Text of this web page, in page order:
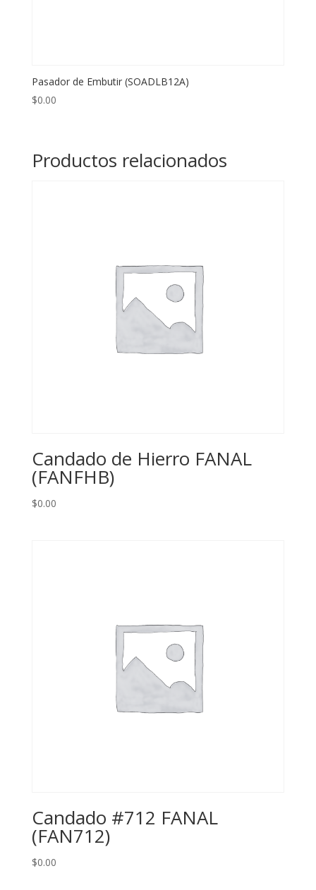
Pasador de Embutir (SOADLB12A)
$0.00
Productos relacionados
Candado de Hierro FANAL
(FANFHB)
$0.00
Candado #712 FANAL
(FAN712)
$0.00